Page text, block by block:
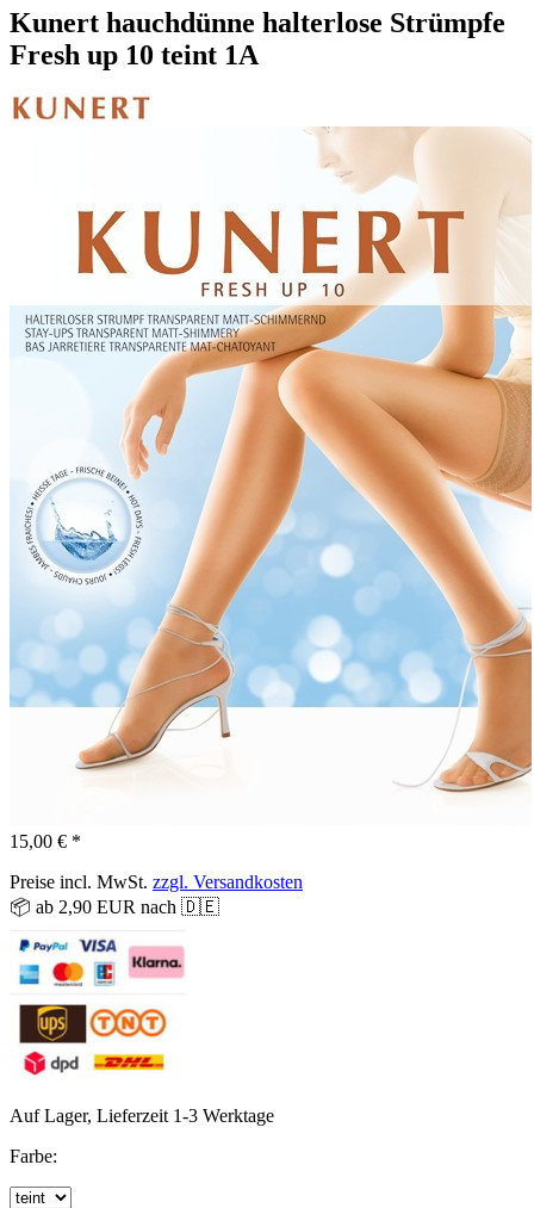
Kunert hauchdünne halterlose Strümpfe
Fresh up 10 teint 1A
15,00 € *
Preise incl. MwSt. zzgl. Versandkosten
📦 ab 2,90 EUR nach 🇩🇪
Auf Lager, Lieferzeit 1-3 Werktage
Farbe: